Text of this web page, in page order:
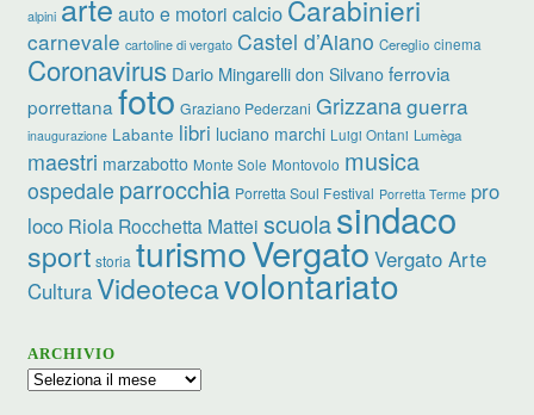
alpini
auto e motori calcio Carabinieri
carnevale cartoline di vergato Castel d’Aiano Cereglio cinema
Coronavirus Dario Mingarelli don Silvano ferrovia
porrettana foto Graziano Pederzani Grizzanaguerra
inaugurazione Labante libri luciano marchi Luigi Ontani Lumèga
maestri marzabotto Monte Sole Montovolo musica
ospedale parrocchia Porretta Soul Festival Porretta Terme pro
loco Riola Rocchetta Mattei scuolasindaco
sport storia turismoVergato Vergato Arte
CulturaVideotecavolontariato
ARCHIVIO
Archivio